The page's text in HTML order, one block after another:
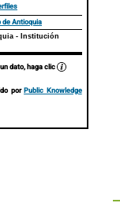
de Antioquia
- Institución
dato, haga clic
porPublic Knowledge